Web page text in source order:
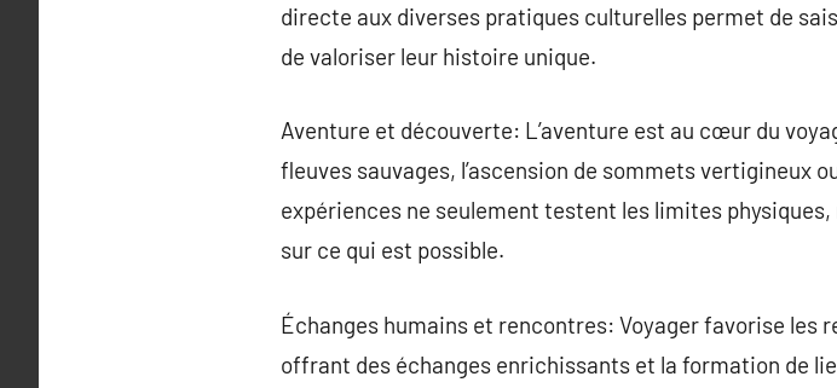
directe aux diverses pratiques culturelles permet de
de valoriser leur histoire unique.
Aventure et découverte: L’aventure est au cœur du
fleuves sauvages, l’ascension de sommets vertigineux
expériences ne seulement testent les limites
sur ce qui est possible.
Échanges humains et rencontres: Voyager favorise les
offrant des échanges enrichissants et la formation de